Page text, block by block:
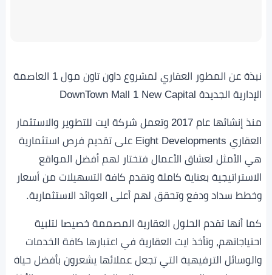
نبذة عن المطور العقاري لمشروع داون تاون مول 1 العاصمة
الإدارية الجديدة DownTown Mall 1 New Capital
منذ إنشائها عام 2017 وتعمل شركة ايت للتطوير والاستثمار
العقاري Eight Developments على تقديم فرص استثمارية
هي الأمثل لعشاق الأعمال فتختار لهم أفضل المواقع
الاستراتيجية بعناية كاملة وتقدم كافة التسهيلات من أسعار
وخطط سداد ودفع وتحقق لهم أعلى العوائد الاستثمارية.
كما أنها تقدم الحلول العقارية المصممة خصيصا لتلبية
احتياجاتهم، وتأخذ ايت العقارية في اعتبارها كافة الخدمات
والوسائل الترفيهية التي تجعل عملائها يشعرون بأفضل حياة